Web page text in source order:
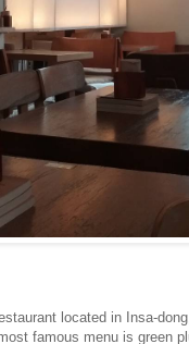
located in Insa-
famous menu is green